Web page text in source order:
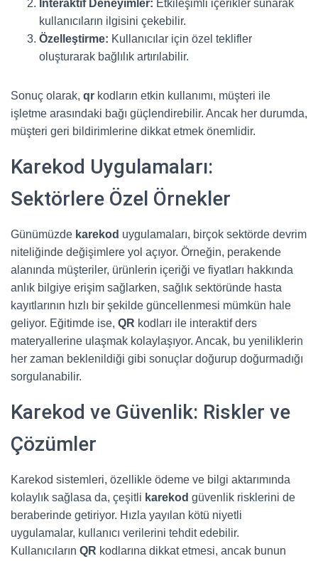
İnteraktif Deneyimler: Etkileşimli içerikler sunarak
kullanıcıların ilgisini çekebilir.
Özelleştirme: Kullanıcılar için özel teklifler
oluşturarak bağlılık artırılabilir.
Sonuç olarak, qr kodların etkin kullanımı, müşteri ile
işletme arasındaki bağı güçlendirebilir. Ancak her durumda,
müşteri geri bildirimlerine dikkat etmek önemlidir.
Karekod Uygulamaları:
Sektörlere Özel Örnekler
Günümüzde karekod uygulamaları, birçok sektörde devrim
niteliğinde değişimlere yol açıyor. Örneğin, perakende
alanında müşteriler, ürünlerin içeriği ve fiyatları hakkında
anlık bilgiye erişim sağlarken, sağlık sektöründe hasta
kayıtlarının hızlı bir şekilde güncellenmesi mümkün hale
geliyor. Eğitimde ise, QR kodları ile interaktif ders
materyallerine ulaşmak kolaylaşıyor. Ancak, bu yeniliklerin
her zaman beklenildiği gibi sonuçlar doğurup doğurmadığı
sorgulanabilir.
Karekod ve Güvenlik: Riskler ve
Çözümler
Karekod sistemleri, özellikle ödeme ve bilgi aktarımında
kolaylık sağlasa da, çeşitli karekod güvenlik risklerini de
beraberinde getiriyor. Hızla yayılan kötü niyetli
uygulamalar, kullanıcı verilerini tehdit edebilir.
Kullanıcıların QR kodlarına dikkat etmesi, ancak bunun